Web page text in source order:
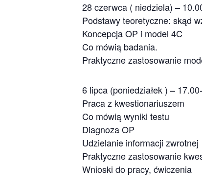
28 czerwca ( niedziela) –
Podstawy teoretyczne: skąd
Koncepcja OP i model 4C
Co mówią badania.
Praktyczne zastosowanie
6 lipca (poniedziałek ) –
Praca z kwestionariuszem
Co mówią wyniki testu
Diagnoza OP
Udzielanie informacji zwrotnej
Praktyczne zastosowanie
Wnioski do pracy, ćwiczenia